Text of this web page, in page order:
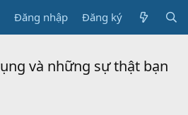
Đăng nhập Đăng ký
và những sự thật bạn